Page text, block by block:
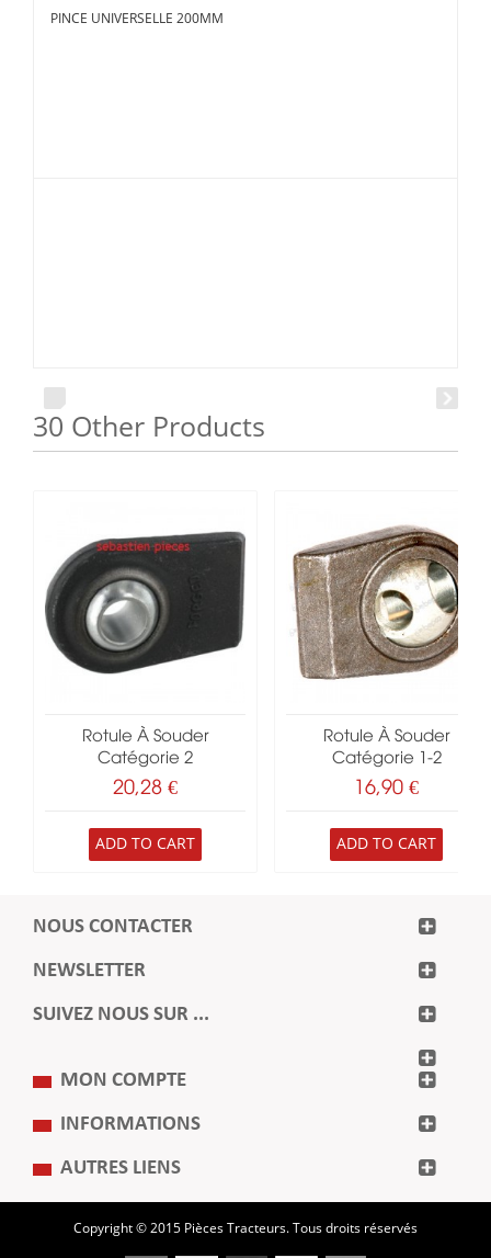
PINCE UNIVERSELLE 200MM
30 Other Products
Rotule À Souder
Catégorie 2
20,28 €
ADD TO CART
Rotule À Souder
Catégorie 1-2
16,90 €
ADD TO CART
NOUS CONTACTER
NEWSLETTER
SUIVEZ NOUS SUR ...
MON COMPTE
INFORMATIONS
AUTRES LIENS
Copyright © 2015 Pièces Tracteurs. Tous droits réservés